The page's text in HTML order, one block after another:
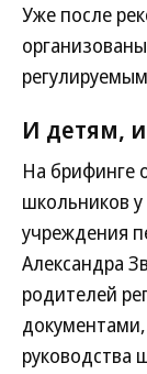
Уже после
И детям,
На брифинге
школьников
учреждения
Александра
родителей
руководства